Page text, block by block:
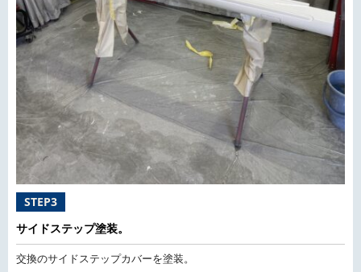
STEP3
サイドステップ塗装。
交換のサイドステップカバーを塗装。